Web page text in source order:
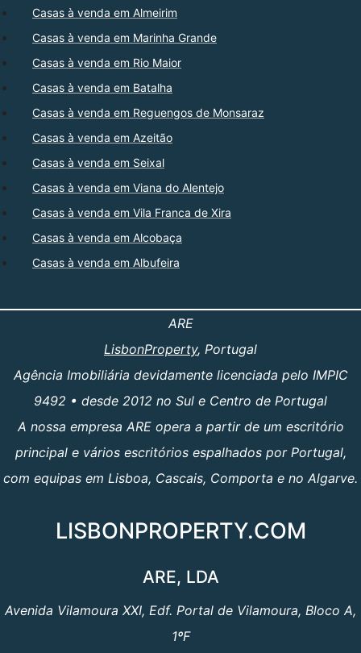
Casas à venda em Almeirim
Casas à venda em Marinha Grande
Casas à venda em Rio Maior
Casas à venda em Batalha
Casas à venda em Reguengos de Monsaraz
Casas à venda em Azeitão
Casas à venda em Seixal
Casas à venda em Viana do Alentejo
Casas à venda em Vila Franca de Xira
Casas à venda em Alcobaça
Casas à venda em Albufeira
ARE
LisbonProperty, Portugal
Agência Imobiliária devidamente licenciada pelo IMPIC
9492 • desde 2012 no Sul e Centro de Portugal
A nossa empresa ARE opera a partir de um escritório
principal e vários escritórios espalhados por Portugal,
com equipas em Lisboa, Cascais, Comporta e no Algarve.
LISBONPROPERTY.COM
ARE, LDA
Avenida Vilamoura XXI, Edf. Portal de Vilamoura, Bloco A,
1ºF